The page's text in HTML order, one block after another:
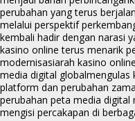
perubahan yang terus
melalui perspektif
kembali hadir dengan narasi
kasino online terus menarik
modernisasiarah kasino
media digital globalmengulas
platform dan perubahan
perubahan peta media digital
mengisi percakapan di